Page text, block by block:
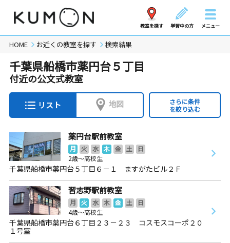
教室を探す 学習中の方 メニュー
HOME お近くの教室を探す 検索結果
千葉県船橋市薬円台５丁目
付近の公文式教室
リスト 地図
さらに条件
を絞り込む
薬円台駅前教室
月 火 水 木 金 土
日
2歳～高校生
千葉県船橋市薬円台５丁目６－１ ますがたビル２Ｆ
習志野駅前教室
月 火 水 木 金 土
日
4歳～高校生
千葉県船橋市薬円台６丁目２３－２３ コスモスコーポ２０
１号室